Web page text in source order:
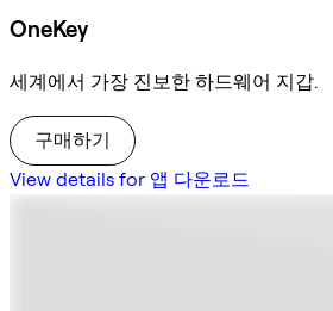
OneKey
세계에서 가장 진보한 하드웨어 지갑.
구매하기
View details for 앱 다운로드